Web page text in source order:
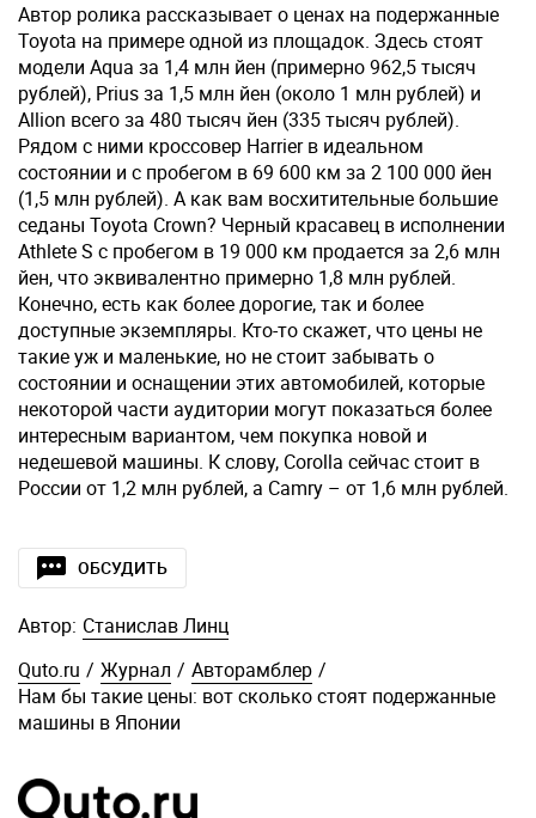
Автор ролика рассказывает о ценах на подержанные
Toyota на примере одной из площадок. Здесь стоят
модели Aqua за 1,4 млн йен (примерно 962,5 тысяч
рублей), Prius за 1,5 млн йен (около 1 млн рублей) и
Allion всего за 480 тысяч йен (335 тысяч рублей).
Рядом с ними кроссовер Harrier в идеальном
состоянии и с пробегом в 69 600 км за 2 100 000 йен
(1,5 млн рублей). А как вам восхитительные большие
седаны Toyota Crown? Черный красавец в исполнении
Athlete S с пробегом в 19 000 км продается за 2,6 млн
йен, что эквивалентно примерно 1,8 млн рублей.
Конечно, есть как более дорогие, так и более
доступные экземпляры. Кто-то скажет, что цены не
такие уж и маленькие, но не стоит забывать о
состоянии и оснащении этих автомобилей, которые
некоторой части аудитории могут показаться более
интересным вариантом, чем покупка новой и
недешевой машины. К слову, Corolla сейчас стоит в
России от 1,2 млн рублей, а Camry – от 1,6 млн рублей.
ОБСУДИТЬ
Автор: Станислав Линц
Quto.ru / Журнал / Авторамблер /
Нам бы такие цены: вот сколько стоят подержанные
машины в Японии